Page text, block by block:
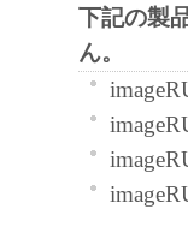
ア」を
(2) お客
正、改
エンジ
このよう
３．著作
下記の製
ん。